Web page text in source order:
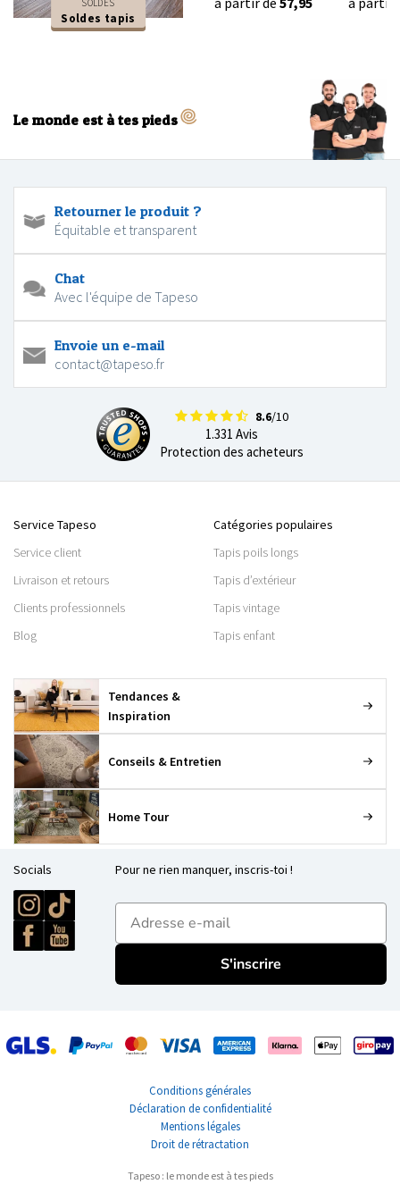
SOLDES
Soldes tapis
Le monde est à tes pieds
Retourner le produit ?
Équitable et transparent
Chat
Avec l'équipe de Tapeso
Envoie un e-mail
contact@tapeso.fr
8.6/10
1.331 Avis
Protection des acheteurs
Service Tapeso
Service client
Livraison et retours
Clients professionnels
Blog
Catégories populaires
Tapis poils longs
Tapis d’extérieur
Tapis vintage
Tapis enfant
Tendances &
Inspiration
Conseils & Entretien
Home Tour
Socials Pour ne rien manquer, inscris-toi !
E-mailadres
S'inscrire
Conditions générales
Déclaration de confidentialité
Mentions légales
Droit de rétractation
Tapeso : le monde est à tes pieds